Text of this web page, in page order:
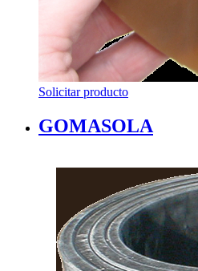
Solicitar producto
GOMASOLA